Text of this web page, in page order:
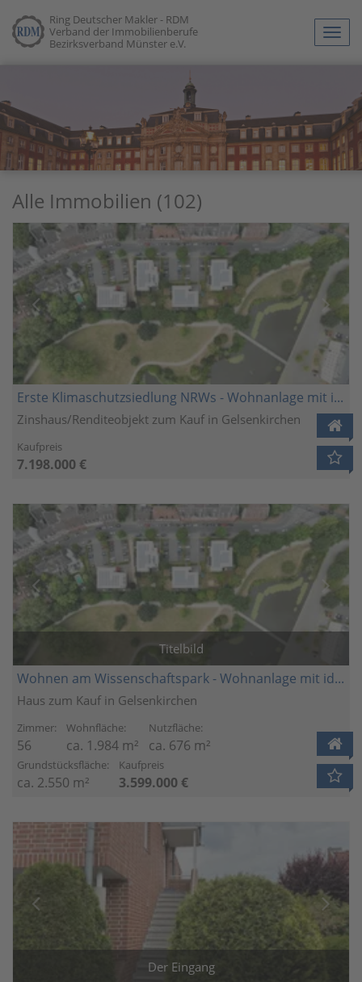
Ring Deutscher Makler - RDM
Verband der Immobilienberufe
Bezirksverband Münster e.V.
Alle Immobilien (102)
Erste Klimaschutzsiedlung NRWs - Wohnanlage mit idealen Voraussetzungen für Aufteiler und Investoren
Zinshaus/Renditeobjekt zum Kauf in Gelsenkirchen
Kaufpreis
7.198.000 €
Titelbild
Wohnen am Wissenschaftspark - Wohnanlage mit idealen Voraussetzungen für Aufteiler und Investoren
Haus zum Kauf in Gelsenkirchen
Zimmer:
56
Wohnfläche:
ca. 1.984 m²
Nutzfläche:
ca. 676 m²
Grundstücksfläche:
ca. 2.550 m²
Kaufpreis
3.599.000 €
Der Eingang